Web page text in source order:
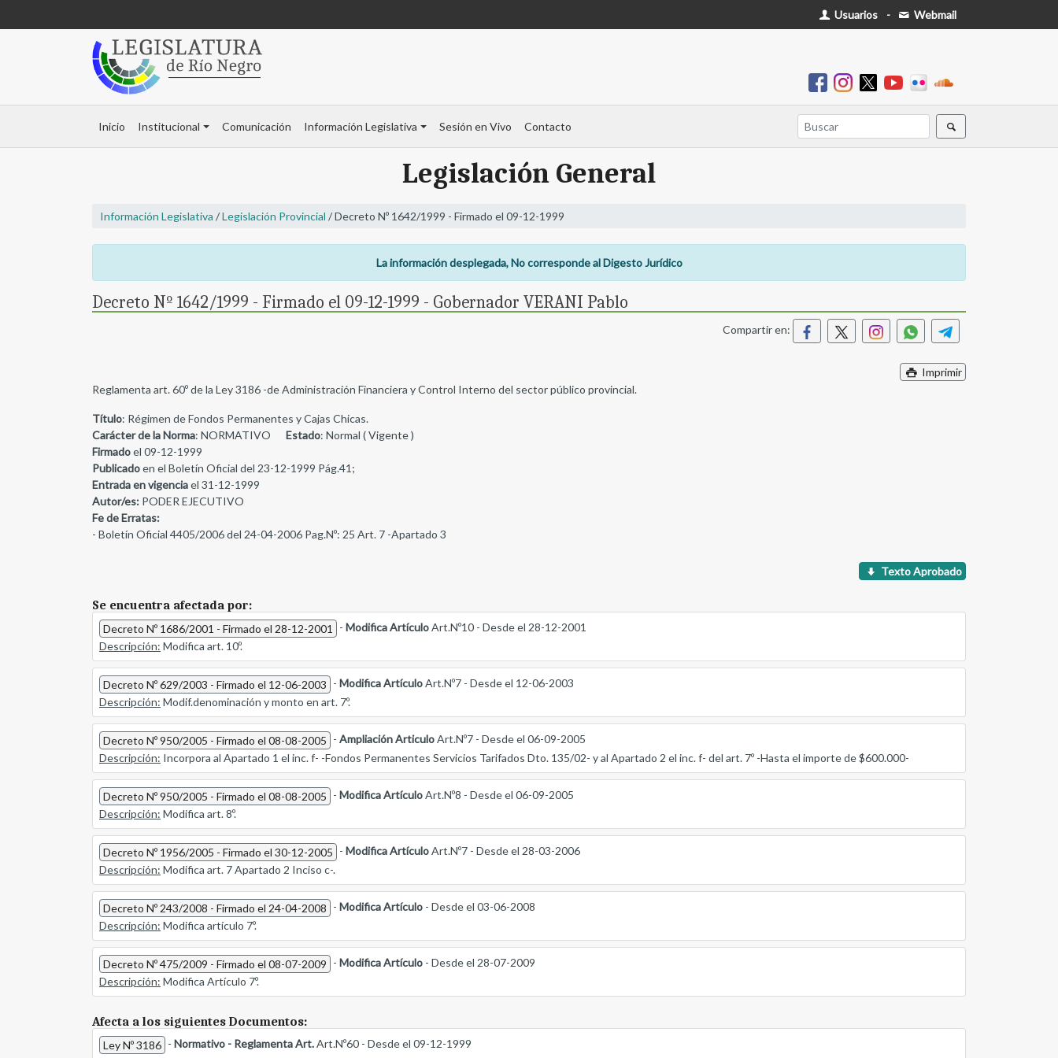
Usuarios - Webmail
Inicio Institucional Comunicación Información Legislativa Sesión en Vivo Contacto
Legislación General
Información Legislativa /Legislación Provincial / Decreto Nº 1642/1999 - Firmado el 09-12-1999
La información desplegada, No corresponde al Digesto Jurídico
Decreto Nº 1642/1999 - Firmado el 09-12-1999 - Gobernador VERANI Pablo
Compartir en:
Imprimir
Reglamenta art. 60º de la Ley 3186 -de Administración Financiera y Control Interno del sector público provincial.
Título: Régimen de Fondos Permanentes y Cajas Chicas.
Carácter de la Norma: NORMATIVO Estado: Normal ( Vigente )
Firmadoel 09-12-1999
Publicadoen el Boletín Oficial del 23-12-1999 Pág.41;
Entrada en vigenciael 31-12-1999
Autor/es: PODER EJECUTIVO
Fe de Erratas:
- Boletín Oficial 4405/2006 del 24-04-2006 Pag.Nº: 25 Art. 7 -Apartado 3
Texto Aprobado
Se encuentra afectada por:
Decreto Nº 1686/2001 - Firmado el 28-12-2001 - Modifica ArtículoArt.Nº10 - Desde el 28-12-2001
Descripción: Modifica art. 10º.
Decreto Nº 629/2003 - Firmado el 12-06-2003 - Modifica ArtículoArt.Nº7 - Desde el 12-06-2003
Descripción: Modif.denominación y monto en art. 7º.
Decreto Nº 950/2005 - Firmado el 08-08-2005 - Ampliación ArticuloArt.Nº7 - Desde el 06-09-2005
Descripción: Incorpora al Apartado 1 el inc. f- -Fondos Permanentes Servicios Tarifados Dto. 135/02- y al Apartado 2 el inc. f- del art. 7º -Hasta el importe de $600.000-
Decreto Nº 950/2005 - Firmado el 08-08-2005 - Modifica ArtículoArt.Nº8 - Desde el 06-09-2005
Descripción: Modifica art. 8º.
Decreto Nº 1956/2005 - Firmado el 30-12-2005 - Modifica ArtículoArt.Nº7 - Desde el 28-03-2006
Descripción: Modifica art. 7 Apartado 2 Inciso c-.
Decreto Nº 243/2008 - Firmado el 24-04-2008 - Modifica Artículo - Desde el 03-06-2008
Descripción: Modifica artículo 7º.
Decreto Nº 475/2009 - Firmado el 08-07-2009 - Modifica Artículo - Desde el 28-07-2009
Descripción: Modifica Artículo 7º.
Afecta a los siguientes Documentos:
Ley Nº 3186 - Normativo - Reglamenta Art.Art.Nº60 - Desde el 09-12-1999